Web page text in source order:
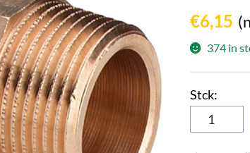
€6,15
374 in
VIEGA